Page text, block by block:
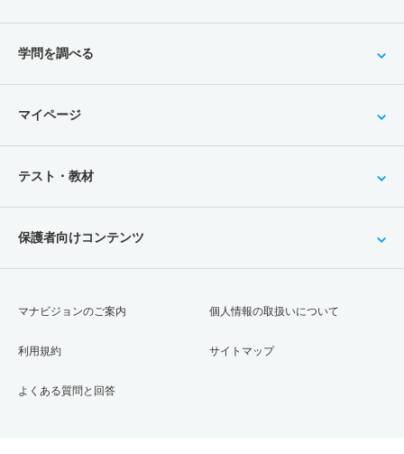
学問を調べる
マイページ
テスト・教材
保護者向けコンテンツ
マナビジョンのご案内
利用規約
よくある質問と回答
個人情報の取扱いについて
サイトマップ